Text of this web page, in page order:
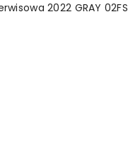
2022 GRAY 02FS